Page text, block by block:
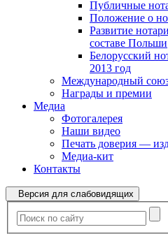
Публичные
Положение о
Развитие
составе Польши
Белорусский
2013 год
Международный союз
Награды и премии
Медиа
Фотогалерея
Наши видео
Печать доверия —
Медиа-кит
Контакты
Версия для слабовидящих